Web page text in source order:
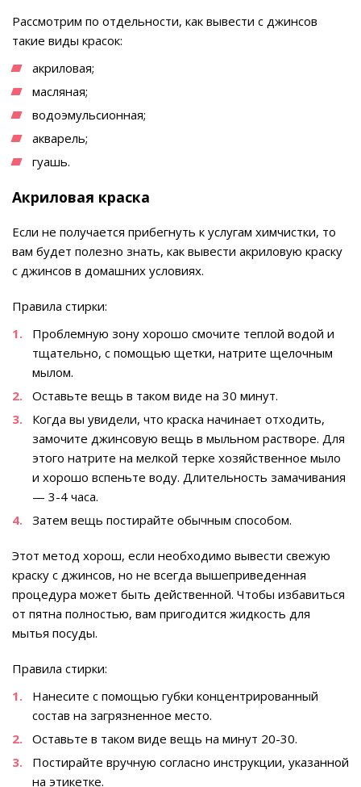
Рассмотрим по отдельности, как вывести с джинсов
такие виды красок:
акриловая;
масляная;
водоэмульсионная;
акварель;
гуашь.
Акриловая краска
Если не получается прибегнуть к услугам химчистки, то
вам будет полезно знать, как вывести акриловую краску
с джинсов в домашних условиях.
Правила стирки:
Проблемную зону хорошо смочите теплой водой и
тщательно, с помощью щетки, натрите щелочным
мылом.
Оставьте вещь в таком виде на 30 минут.
Когда вы увидели, что краска начинает отходить,
замочите джинсовую вещь в мыльном растворе. Для
этого натрите на мелкой терке хозяйственное мыло
и хорошо вспеньте воду. Длительность замачивания
— 3-4 часа.
Затем вещь постирайте обычным способом.
Этот метод хорош, если необходимо вывести свежую
краску с джинсов, но не всегда вышеприведенная
процедура может быть действенной. Чтобы избавиться
от пятна полностью, вам пригодится жидкость для
мытья посуды.
Правила стирки:
Нанесите с помощью губки концентрированный
состав на загрязненное место.
Оставьте в таком виде вещь на минут 20-30.
Постирайте вручную согласно инструкции, указанной
на этикетке.